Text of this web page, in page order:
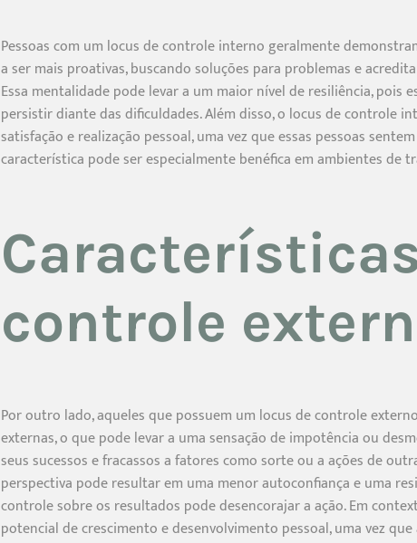
Pessoas com um locus de controle interno geralmente
a ser mais proativas, buscando soluções para problemas e
Essa mentalidade pode levar a um maior nível de resiliência, pois
persistir diante das dificuldades. Além disso, o locus de controle
satisfação e realização pessoal, uma vez que essas pessoas
característica pode ser especialmente benéfica em ambientes de
controle
Por outro lado, aqueles que possuem um locus de controle
externas, o que pode levar a uma sensação de impotência ou
seus sucessos e fracassos a fatores como sorte ou a ações de
perspectiva pode resultar em uma menor autoconfiança e uma
controle sobre os resultados pode desencorajar a ação. Em
potencial de crescimento e desenvolvimento pessoal, uma vez